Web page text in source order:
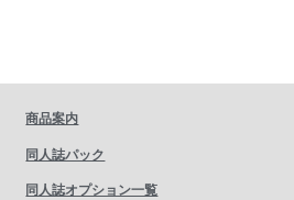
商品案内
同人誌パック
同人誌オプション一覧